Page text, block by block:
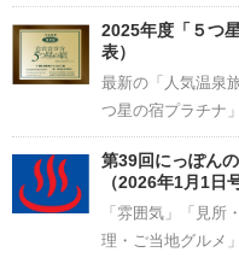
2025年度「５つ
表）
最新の「人気温泉
つ星の宿プラチナ
第39回にっぽん
（2026年1月1日
「雰囲気」「見所
理・ご当地グルメ